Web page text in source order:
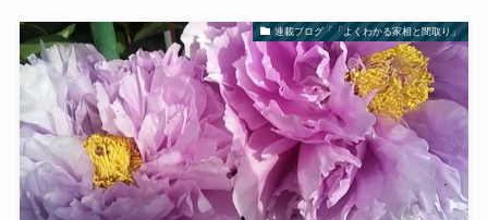
連載ブログ「「よくわかる家相と間取り」